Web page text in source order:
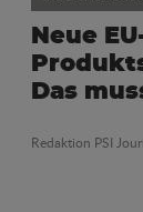
Neue
Das
Redaktion PSI